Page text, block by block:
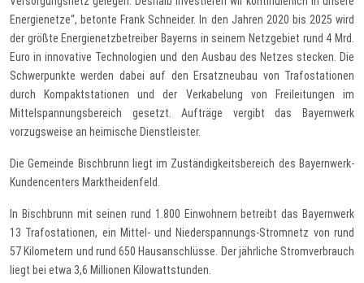
Energienetze“, betonte Frank Schneider. In den Jahren 2020 bis 2025 wird
der größte Energienetzbetreiber Bayerns in seinem Netzgebiet rund 4 Mrd.
Euro in innovative Technologien und den Ausbau des Netzes stecken. Die
Schwerpunkte werden dabei auf den Ersatzneubau von Trafostationen
durch Kompaktstationen und der Verkabelung von Freileitungen im
Mittelspannungsbereich gesetzt. Aufträge vergibt das Bayernwerk
vorzugsweise an heimische Dienstleister.
Die Gemeinde Bischbrunn liegt im Zuständigkeitsbereich des Bayernwerk-
Kundencenters Marktheidenfeld.
In Bischbrunn mit seinen rund 1.800 Einwohnern betreibt das Bayernwerk
13 Trafostationen, ein Mittel- und Niederspannungs-Stromnetz von rund
57 Kilometern und rund 650 Hausanschlüsse. Der jährliche Stromverbrauch
liegt bei etwa 3,6 Millionen Kilowattstunden.